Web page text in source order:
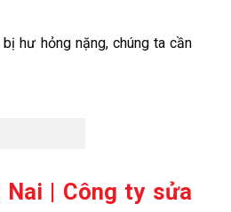
hư hỏng nặng, chúng ta cần
| Công ty sửa